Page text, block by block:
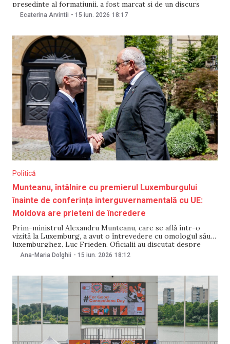
președinte al formațiunii, a fost marcat și de un discurs
controversat al fostului deputat și ex-prim-viceprim-
Ecaterina Arvintii - 15 iun. 2026 18:17
Politică
Munteanu, întâlnire cu premierul Luxemburgului
înainte de conferința interguvernamentală cu UE:
Moldova are prieteni de încredere
Prim-ministrul Alexandru Munteanu, care se află într-o
vizită la Luxemburg, a avut o întrevedere cu omologul său
luxemburghez, Luc Frieden. Oficialii au discutat despre
procesul de integrare europeană al Republicii Moldova și
cooperarea bilaterală. Alexandru Munteanu a transmis, într-
următoarele etape în procesul
Ana-Maria Dolghii - 15 iun. 2026 18:12